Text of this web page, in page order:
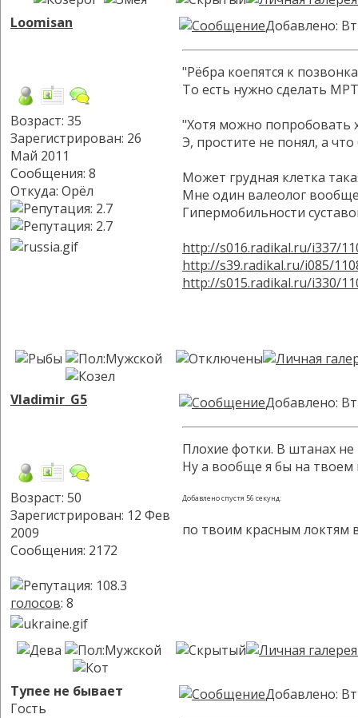
Loomisan
Возраст: 35
Зарегистрирован: 26
Май 2011
Сообщения: 8
Откуда: Орёл
Добавлено:
"Рёбра коепятся к
То есть нужно сделать
"Хотя можно попробовать
Э, простите не понял, а
Может грудная клетка
Мне один валеолог вообще
Гипермобильности
http://s016.radikal.ru/i337/
http://s39.radikal.ru/i085/
http://s015.radikal.ru/i330/
Vladimir_G5
Возраст: 50
Зарегистрирован: 12 Фев
2009
Сообщения: 2172
голосов: 8
Добавлено:
Плохие фотки. В штанах
Ну а вообще я бы на твоем
Добавлено спустя 56 секунд:
по твоим красным локтям
Тупее не бывает
Гость
Добавлено: